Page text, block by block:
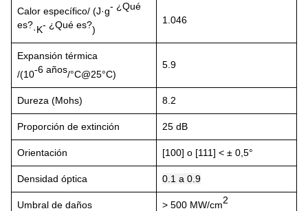
Calor específico/ (J·g- ¿Qué
es?·K- ¿Qué es?)
1.046
Expansión térmica
/(10-6 años/°C@25°C)
5.9
Dureza (Mohs) 8.2
Proporción de extinción 25 dB
Orientación [100] o [111] < ± 0,5°
Densidad óptica 0.1 a 0.9
Umbral de daños > 500 MW/cm2